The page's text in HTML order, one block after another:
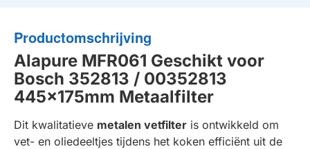
Productomschrijving
Alapure MFR061 Geschikt voor
Bosch 352813 / 00352813
445x175mm Metaalfilter
Dit kwalitatieve metalen vetfilter is ontwikkeld om
vet- en oliedeeltjes tijdens het koken efficiënt uit de